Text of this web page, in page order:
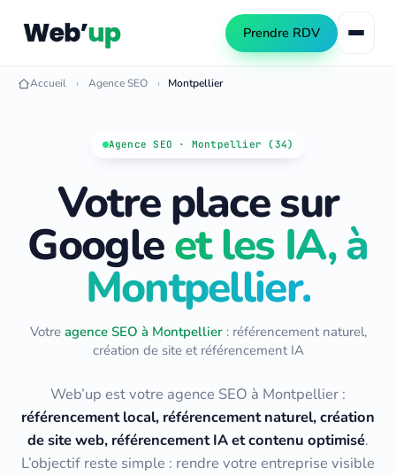
Prendre RDV
Référencement naturel
Netlinking SEO
Consultant SEO
Audit SEO
Formation SEO
Création de site web
Création WordPress
Refonte de site
Publicité Google Ads
Référencement IA (GEO)
Automatiser les tâches PME
Automatiser le contenu SEO
Accueil Agence SEO Montpellier
Agence SEO · Montpellier (34)
Votre place sur
Googleet les IA, à
Montpellier.
Votre agence SEO à Montpellier: référencement naturel,
création de site et référencement IA
Web’up est votre agence SEO à Montpellier :
référencement local, référencement naturel, création
de site web, référencement IA et contenu optimisé.
L’objectif reste simple : rendre votre entreprise visible